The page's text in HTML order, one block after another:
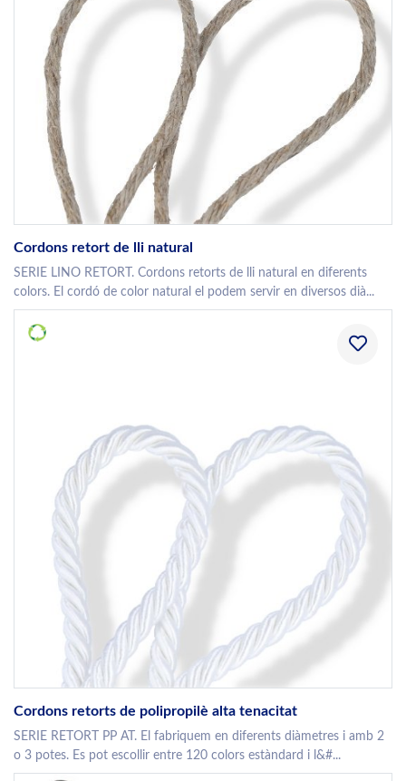
Cordons retort de lli natural
SERIE LINO RETORT. Cordons retorts de lli natural en diferents
colors. El cordó de color natural el podem servir en diversos dià...
Cordons retorts de polipropilè alta tenacitat
SERIE RETORT PP AT. El fabriquem en diferents diàmetres i amb 2
o 3 potes. Es pot escollir entre 120 colors estàndard i l&#...